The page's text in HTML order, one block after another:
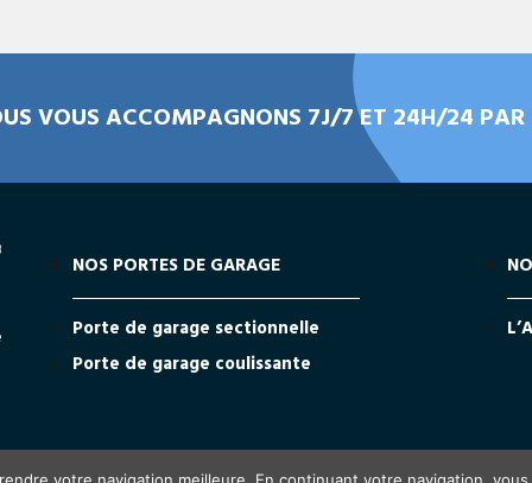
VOUS ACCOMPAGNONS 7J/7 ET 24H/24
NOS PORTES DE GARAGE
Porte de garage sectionnelle
Porte de garage coulissante